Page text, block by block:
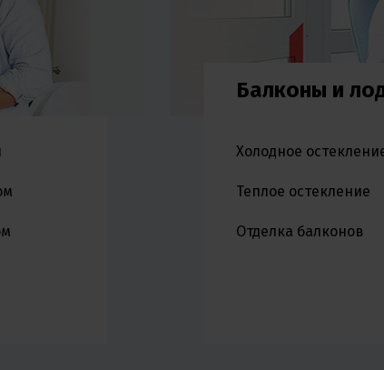
Балконы и
Холодное
Теплое остекление
Отделка балконов